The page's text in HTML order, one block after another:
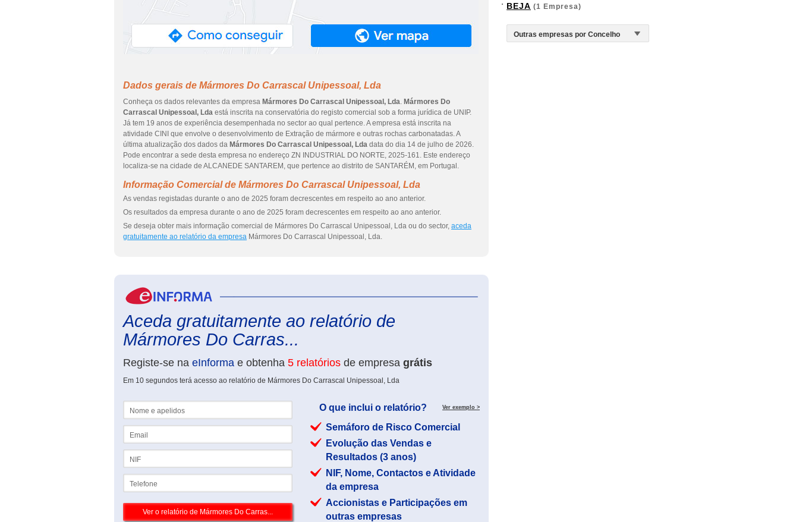
Dados gerais de Mármores Do Carrascal Unipessoal, Lda
Conheça os dados relevantes da empresa Mármores Do Carrascal Unipessoal, Lda. Mármores Do
Carrascal Unipessoal, Lda está inscrita na conservatória do registo comercial sob a forma jurídica de UNIP.
Já tem 19 anos de experiência desempenhada no sector ao qual pertence. A empresa está inscrita na
atividade CINI que envolve o desenvolvimento de Extração de mármore e outras rochas carbonatadas. A
última atualização dos dados da Mármores Do Carrascal Unipessoal, Lda data do dia 14 de julho de 2026.
Pode encontrar a sede desta empresa no endereço ZN INDUSTRIAL DO NORTE, 2025-161. Este endereço
localiza-se na cidade de ALCANEDE SANTAREM, que pertence ao distrito de SANTARÉM, em Portugal.
Informação Comercial de Mármores Do Carrascal Unipessoal, Lda
As vendas registadas durante o ano de 2025 foram decrescentes em respeito ao ano anterior.
Os resultados da empresa durante o ano de 2025 foram decrescentes em respeito ao ano anterior.
Se deseja obter mais informação comercial de Mármores Do Carrascal Unipessoal, Lda ou do sector, aceda
gratuitamente ao relatório da empresa Mármores Do Carrascal Unipessoal, Lda.
Aceda gratuitamente ao relatório de
Mármores Do Carras...
Registe-se na eInforma e obtenha 5 relatórios de empresa grátis
Em 10 segundos terá acesso ao relatório de Mármores Do Carrascal Unipessoal, Lda
O que inclui o relatório? Ver exemplo >
Semáforo de Risco Comercial
Evolução das Vendas e
Resultados (3 anos)
NIF, Nome, Contactos e Atividade
da empresa
Accionistas e Participações em
outras empresas
BEJA (1 Empresa)